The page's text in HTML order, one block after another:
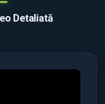
Detaliată